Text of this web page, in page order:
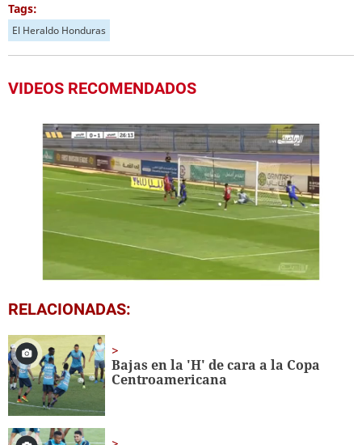
Tags:
El Heraldo Honduras
VIDEOS RECOMENDADOS
0
seconds
37
seconds
RELACIONADAS:
Bajas en la 'H' de cara a la Copa
Centroamericana